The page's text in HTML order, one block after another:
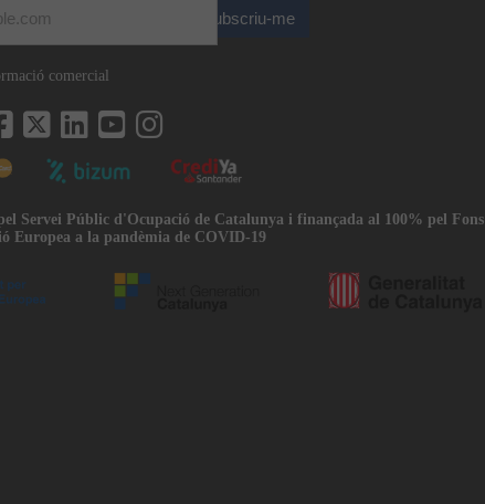
Subscriu-me
comercial
Servei Públic d'Ocupació de Catalunya i finançada al 100% pel Fons
Europea a la pandèmia de COVID-19